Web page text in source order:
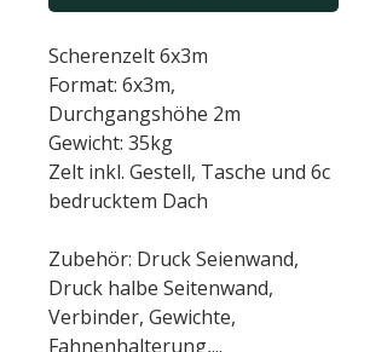
Scherenzelt 6x3m
Format: 6x3m,
Durchgangshöhe 2m
Gewicht: 35kg
Zelt inkl. Gestell, Tasche und 6c
bedrucktem Dach
Zubehör: Druck Seienwand,
Druck halbe Seitenwand,
Verbinder, Gewichte,
Fahnenhalterung,...